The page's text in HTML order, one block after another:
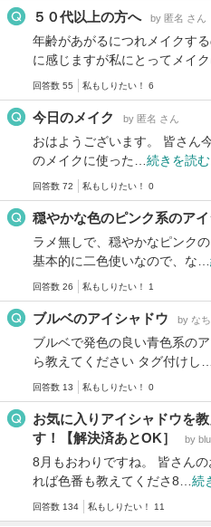
５０代以上の方へ by 匿名 さん
年齢があがるにつれメイクす
に感じますが私にとってメイ
回答数 55 私もしりたい！ 6
今日のメイク by 匿名 さん
おはようございます。 皆さん
のメイクに使った… 続きを読む
回答数 72 私もしりたい！ 0
穏やかな色のピンク系のア
ラメ無しで、穏やかなピンク
基本的に二色使いなので、な…
回答数 26 私もしりたい！ 1
ブルベのアイシャドウ by な
ブルベで発色の良い青色系の
ら教えてください タグ付けし…
回答数 13 私もしりたい！ 0
お気に入りアイシャドウを
す！【解決済あとOK］
by
8月もおわりですね。 皆さん
れば色番も教えてくださ8… 続
回答数 134 私もしりたい！ 11